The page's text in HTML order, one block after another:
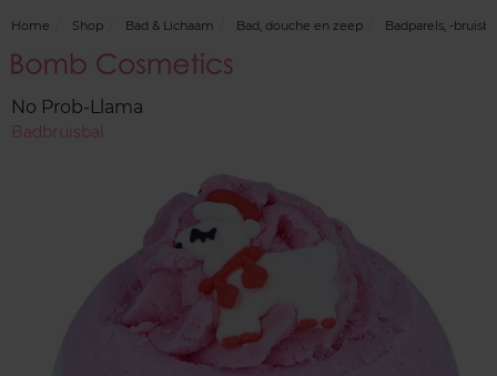
Home Shop Bad & Lichaam Bad, douche en zeep Badparels, -
Merk
No Prob-Llama
Badbruisbal